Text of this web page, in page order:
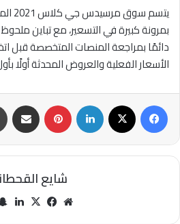
بمرونة كبيرة في التسعير، مع تباين
دائمًا بمراجعة المنصات المتخصصة قبل
الأسعار الفعلية والعروض المحدثة أولًا
فيسبوك ‫X لينكدإن بينتيريست مشاركة عبر البريد طباعة
شايع
مو في ‫X